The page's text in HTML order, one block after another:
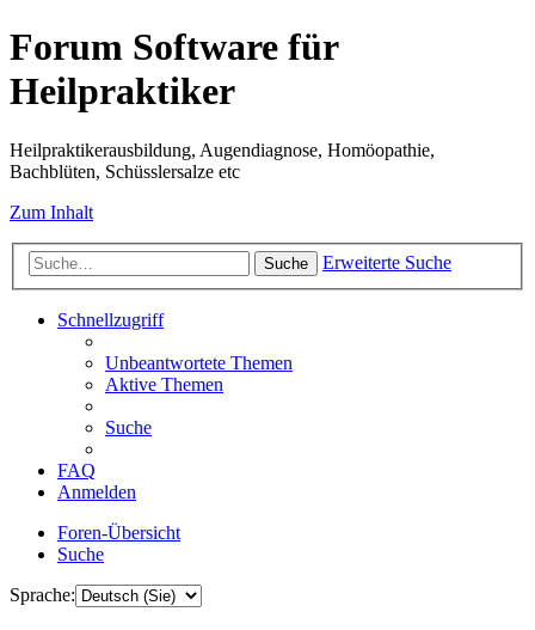
Forum Software für
Heilpraktiker
Heilpraktikerausbildung, Augendiagnose, Homöopathie,
Bachblüten, Schüsslersalze etc
Zum Inhalt
Suche Erweiterte Suche
Schnellzugriff
Unbeantwortete Themen
Aktive Themen
Suche
FAQ
Anmelden
Foren-Übersicht
Suche
Sprache: